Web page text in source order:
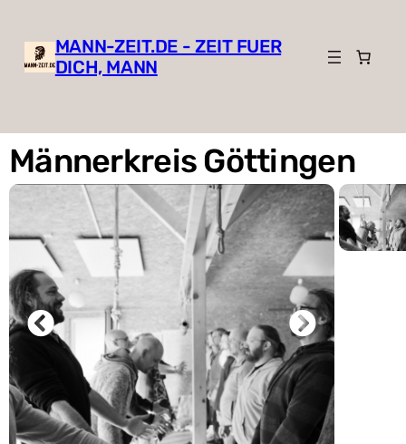
MANN-ZEIT.DE - ZEIT FUER
DICH, MANN
Männerkreis Göttingen